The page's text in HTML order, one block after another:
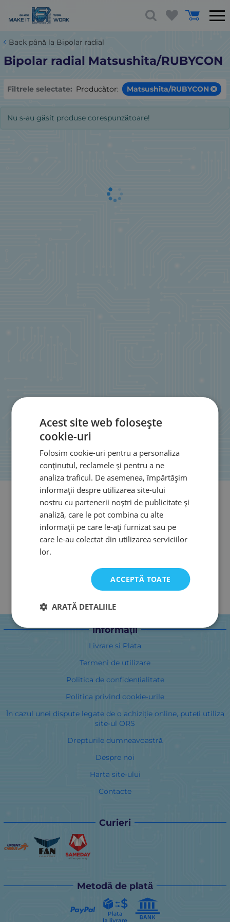
Back până la Bipolar radial
Bipolar radial Matsushita/RUBYCON
Filtrele selectate: Producător: Matsushita/RUBYCON
Nu s-au găsit produse corespunzătoare!
informații
Livrare si Plata
Termeni de utilizare
Politica de confidențialitate
Politica privind cookie-urile
În cazul unei dispute legate de o achiziție online, puteți utiliza
site-ul ORS
Drepturile dumneavoastră
Despre noi
Harta site-ului
Contacte
Curieri
Metodă de plată
Acest site web folosește
cookie-uri
Folosim cookie-uri pentru a personaliza
conținutul, reclamele și pentru a ne
analiza traficul. De asemenea, împărtășim
informații despre utilizarea site-ului
nostru cu partenerii noștri de publicitate și
analiză, care le pot combina cu alte
informații pe care le-ați furnizat sau pe
care le-au colectat din utilizarea serviciilor
lor.
ACCEPTĂ TOATE
ARATĂ DETALIILE